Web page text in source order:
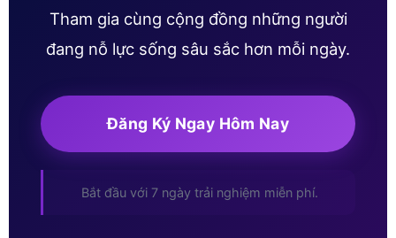
Tham gia cùng cộng đồng những người
đang nỗ lực sống sâu sắc hơn mỗi ngày.
Đăng Ký Ngay Hôm Nay
Bắt đầu với 7 ngày trải nghiệm miễn phí.